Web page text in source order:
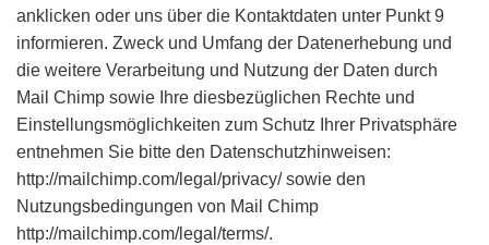
anklicken oder uns über die Kontaktdaten unter Punkt 9
informieren. Zweck und Umfang der Datenerhebung und
die weitere Verarbeitung und Nutzung der Daten durch
Mail Chimp sowie Ihre diesbezüglichen Rechte und
Einstellungsmöglichkeiten zum Schutz Ihrer Privatsphäre
entnehmen Sie bitte den Datenschutzhinweisen:
http://mailchimp.com/legal/privacy/ sowie den
Nutzungsbedingungen von Mail Chimp
http://mailchimp.com/legal/terms/.